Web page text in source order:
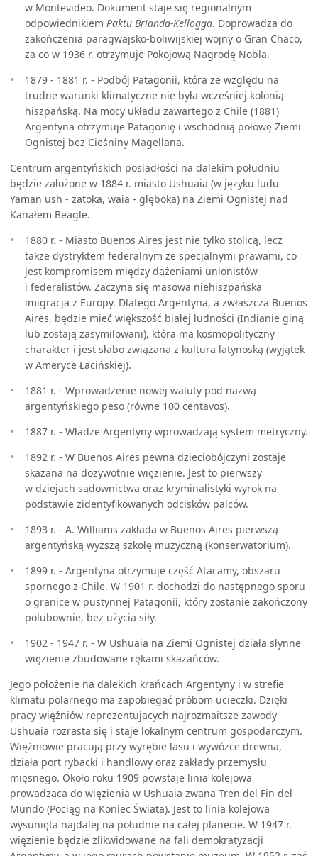
w Montevideo. Dokument staje się regionalnym
odpowiednikiem Paktu Brianda-Kellogga. Doprowadza do
zakończenia paragwajsko-boliwijskiej wojny o Gran Chaco,
za co w 1936 r. otrzymuje Pokojową Nagrodę Nobla.
1879 - 1881 r. - Podbój Patagonii, która ze względu na
trudne warunki klimatyczne nie była wcześniej kolonią
hiszpańską. Na mocy układu zawartego z Chile (1881)
Argentyna otrzymuje Patagonię i wschodnią połowę Ziemi
Ognistej bez Cieśniny Magellana.
Centrum argentyńskich posiadłości na dalekim południu
będzie założone w 1884 r. miasto Ushuaia (w języku ludu
Yaman ush - zatoka, waia - głęboka) na Ziemi Ognistej nad
Kanałem Beagle.
1880 r. - Miasto Buenos Aires jest nie tylko stolicą, lecz
także dystryktem federalnym ze specjalnymi prawami, co
jest kompromisem między dążeniami unionistów
i federalistów. Zaczyna się masowa niehiszpańska
imigracja z Europy. Dlatego Argentyna, a zwłaszcza Buenos
Aires, będzie mieć większość białej ludności (Indianie giną
lub zostają zasymilowani), która ma kosmopolityczny
charakter i jest słabo związana z kulturą latynoską (wyjątek
w Ameryce Łacińskiej).
1881 r. - Wprowadzenie nowej waluty pod nazwą
argentyńskiego peso (równe 100 centavos).
1887 r. - Władze Argentyny wprowadzają system metryczny.
1892 r. - W Buenos Aires pewna dzieciobójczyni zostaje
skazana na dożywotnie więzienie. Jest to pierwszy
w dziejach sądownictwa oraz kryminalistyki wyrok na
podstawie zidentyfikowanych odcisków palców.
1893 r. - A. Williams zakłada w Buenos Aires pierwszą
argentyńską wyższą szkołę muzyczną (konserwatorium).
1899 r. - Argentyna otrzymuje część Atacamy, obszaru
spornego z Chile. W 1901 r. dochodzi do następnego sporu
o granice w pustynnej Patagonii, który zostanie zakończony
polubownie, bez użycia siły.
1902 - 1947 r. - W Ushuaia na Ziemi Ognistej działa słynne
więzienie zbudowane rękami skazańców.
Jego położenie na dalekich krańcach Argentyny i w strefie
klimatu polarnego ma zapobiegać próbom ucieczki. Dzięki
pracy więźniów reprezentujących najrozmaitsze zawody
Ushuaia rozrasta się i staje lokalnym centrum gospodarczym.
Więźniowie pracują przy wyrębie lasu i wywózce drewna,
działa port rybacki i handlowy oraz zakłady przemysłu
mięsnego. Około roku 1909 powstaje linia kolejowa
prowadząca do więzienia w Ushuaia zwana Tren del Fin del
Mundo (Pociąg na Koniec Świata). Jest to linia kolejowa
wysunięta najdalej na południe na całej planecie. W 1947 r.
więzienie będzie zlikwidowane na fali demokratyzacji